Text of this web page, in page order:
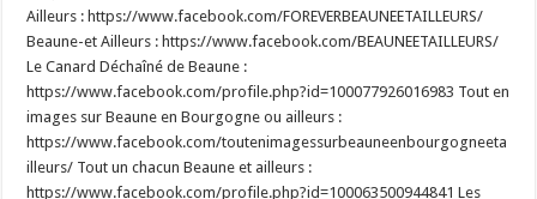
Ailleurs : https://www.facebook.com/FOREVERBEAUNEETAILLEURS/
Beaune-et Ailleurs : https://www.facebook.com/BEAUNEETAILLEURS/
Le Canard Déchaîné de Beaune :
https://www.facebook.com/profile.php?id=100077926016983 Tout en
images sur Beaune en Bourgogne ou ailleurs :
https://www.facebook.com/toutenimagessurbeauneenbourgogneeta
illeurs/ Tout un chacun Beaune et ailleurs :
https://www.facebook.com/profile.php?id=100063500944841 Les